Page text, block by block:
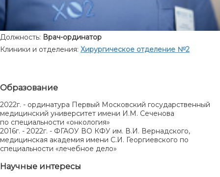
Должность: Врач-ординатор
Клиники и отделения: Хирургическое отделение №2
Образование
2022г. - ординатура Первый Московский государственный
медицинский университет имени И.М. Сеченова
по специальности «онкология»
2016г. - 2022г. - ФГАОУ ВО КФУ им. В.И. Вернадского,
медицинская академия имени С.И. Георгиевского по
специальности «лечебное дело»
Научные интересы